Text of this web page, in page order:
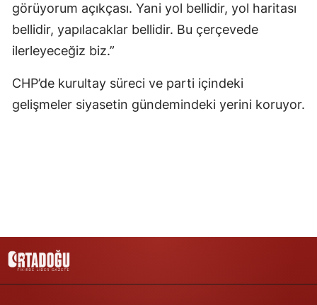
Niğde
Sakarya
görüyorum açıkçası. Yani yol bellidir, yol haritası
bellidir, yapılacaklar bellidir. Bu çerçevede
ilerleyeceğiz biz.”
CHP’de kurultay süreci ve parti içindeki
gelişmeler siyasetin gündemindeki yerini koruyor.